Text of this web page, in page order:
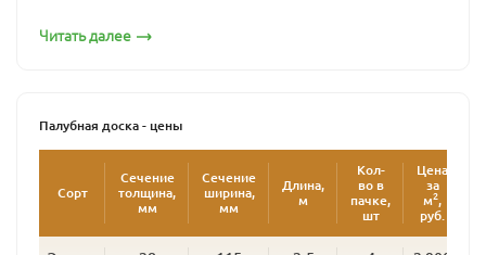
поскользнуться. Ведь недаром этот профиль
«Вельвет» не рекомендуется для отделки мест
с большим трафиком (большим потоком
посетителей), для площадок, на которых будет
располагаться тяжелая мебель, для
изготовления ступеней лестниц. Он может в
таких местах неравномерно стираться,
Читать далее
Палубная доска - цены
Сорт
Сечение
толщина,
мм
Сечение
ширина,
мм
Длина,
м
Кол-
во в
пачке,
шт
Цена
за
м2,
руб.